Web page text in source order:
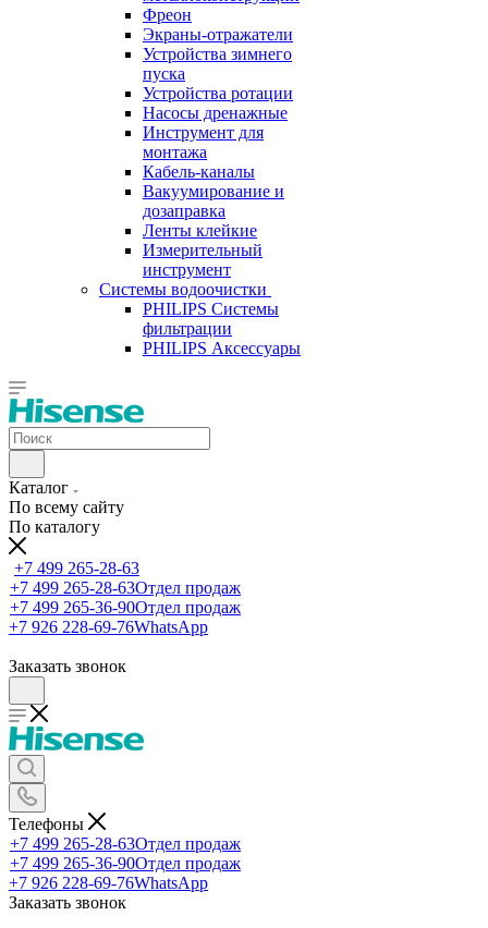
Фреон
Экраны-отражатели
Устройства зимнего
пуска
Устройства ротации
Насосы дренажные
Инструмент для
монтажа
Кабель-каналы
Вакуумирование и
дозаправка
Ленты клейкие
Измерительный
инструмент
Системы водоочистки
PHILIPS Системы
фильтрации
PHILIPS Аксессуары
Каталог
По всему сайту
По каталогу
+7 499 265-28-63
+7 499 265-28-63Отдел продаж
+7 499 265-36-90Отдел продаж
+7 926 228-69-76WhatsApp
Заказать звонок
Телефоны
+7 499 265-28-63Отдел продаж
+7 499 265-36-90Отдел продаж
+7 926 228-69-76WhatsApp
Заказать звонок